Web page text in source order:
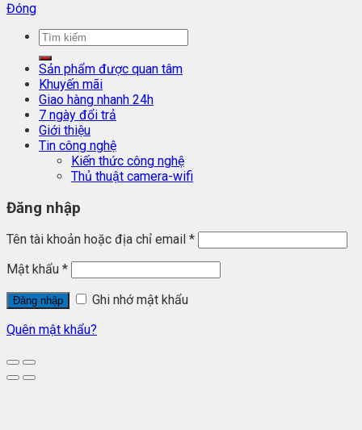
Đóng
Sản phẩm được quan tâm
Khuyến mãi
Giao hàng nhanh 24h
7 ngày đổi trả
Giới thiệu
Tin công nghệ
Kiến thức công nghệ
Thủ thuật camera-wifi
Đăng nhập
Tên tài khoản hoặc địa chỉ email *
Mật khẩu *
Đăng nhập
Ghi nhớ mật khẩu
Quên mật khẩu?